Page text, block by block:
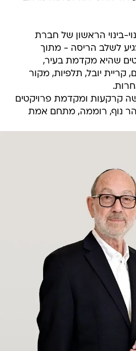
בינוי הראשון של חברת
לשלב הריסה - מתוך
20 פרויקטים שהיא מקדמת בעיר,
קריית יובל, תלפיות, מקור
קרקעות ומקדמת פרויקטים
הר נוף, רוממה, מתחם אמת